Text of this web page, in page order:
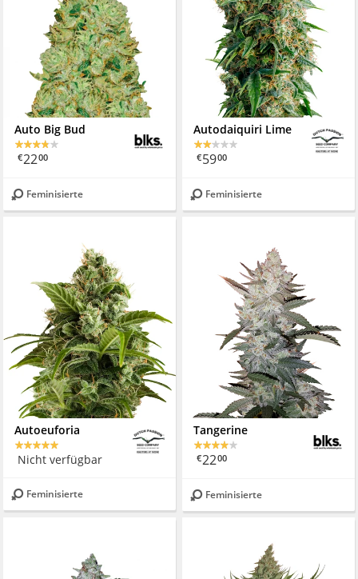
Auto Big Bud
€2200
Feminisierte
Autodaiquiri Lime
€5900
Feminisierte
Autoeuforia
Nicht verfügbar
Feminisierte
Tangerine
€2200
Feminisierte